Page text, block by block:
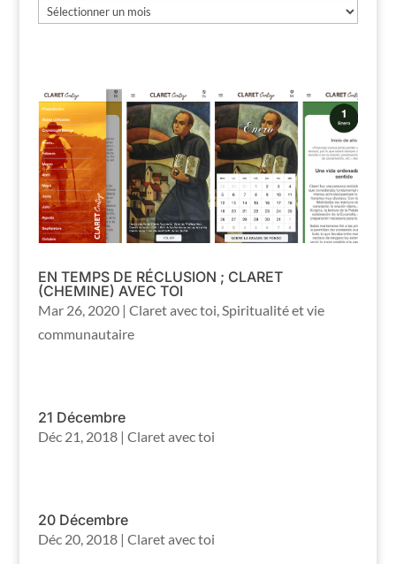
Les
EN TEMPS DE RÉCLUSION ; CLARET
(CHEMINE) AVEC TOI
Mar 26, 2020| Claret avec toi,Spiritualité et vie
communautaire
21 Décembre
Déc 21, 2018| Claret avec toi
20 Décembre
Déc 20, 2018| Claret avec toi